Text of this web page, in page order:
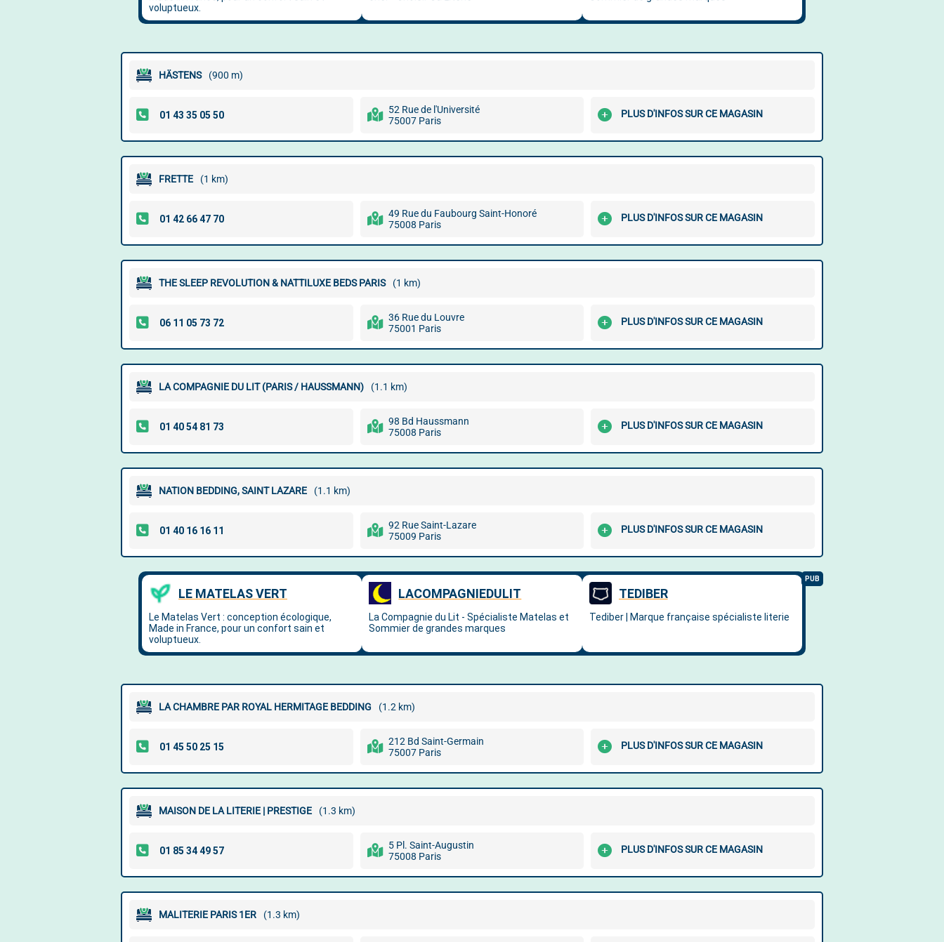
HÄSTENS (900 m)
52 Rue de l'Université
75007 Paris
PLUS D'INFOS SUR CE MAGASIN
FRETTE (1 km)
49 Rue du Faubourg Saint-Honoré
75008 Paris
PLUS D'INFOS SUR CE MAGASIN
THE SLEEP REVOLUTION & NATTILUXE BEDS PARIS (1 km)
36 Rue du Louvre
75001 Paris
PLUS D'INFOS SUR CE MAGASIN
LA COMPAGNIE DU LIT (PARIS / HAUSSMANN) (1.1 km)
98 Bd Haussmann
75008 Paris
PLUS D'INFOS SUR CE MAGASIN
NATION BEDDING, SAINT LAZARE (1.1 km)
92 Rue Saint-Lazare
75009 Paris
PLUS D'INFOS SUR CE MAGASIN
LA CHAMBRE PAR ROYAL HERMITAGE BEDDING (1.2 km)
212 Bd Saint-Germain
75007 Paris
PLUS D'INFOS SUR CE MAGASIN
MAISON DE LA LITERIE | PRESTIGE (1.3 km)
5 Pl. Saint-Augustin
75008 Paris
PLUS D'INFOS SUR CE MAGASIN
MALITERIE PARIS 1ER (1.3 km)